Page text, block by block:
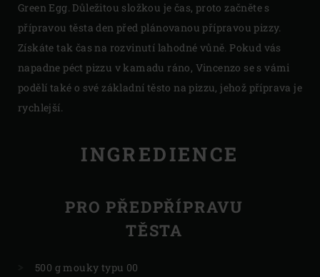
Green Egg. Důležitou složkou je čas, proto začněte s
přípravou těsta den před plánovanou přípravou pizzy.
Získáte tak čas na rozvinutí lahodné vůně. Pokud vás
napadne péct pizzu v kamadu ráno, Vincenzo se s vámi
podělí také o své základní těsto na pizzu, jehož příprava je
rychlejší.
INGREDIENCE
PRO PŘEDPŘÍPRAVU
TĚSTA
500 g mouky typu 00